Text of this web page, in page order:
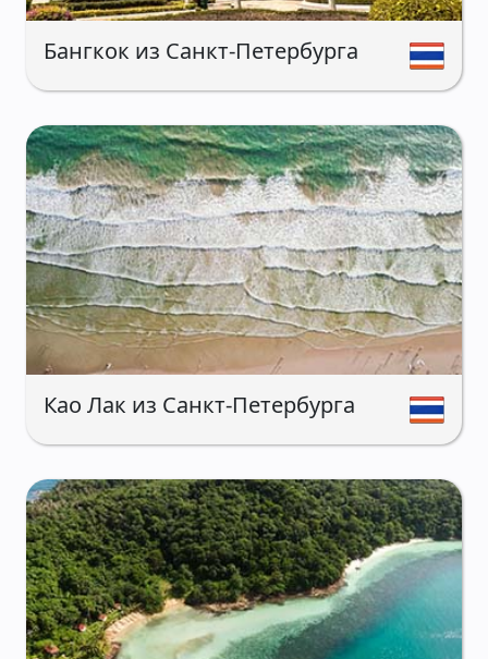
Бангкок из Санкт-Петербурга
Као Лак из Санкт-Петербурга